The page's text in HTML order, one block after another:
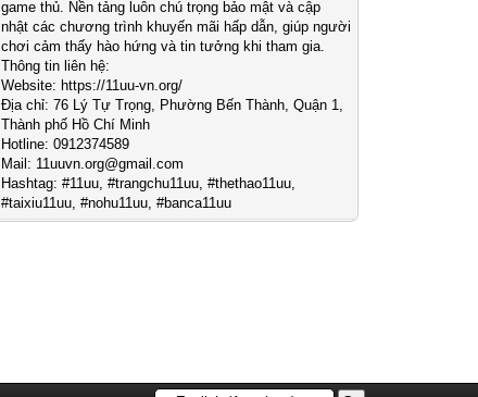
game thủ. Nền tảng luôn chú trọng bảo mật và cập
nhật các chương trình khuyến mãi hấp dẫn, giúp người
chơi cảm thấy hào hứng và tin tưởng khi tham gia.
Thông tin liên hệ:
Website: https://11uu-vn.org/
Địa chỉ: 76 Lý Tự Trọng, Phường Bến Thành, Quận 1,
Thành phố Hồ Chí Minh
Hotline: 0912374589
Mail: 11uuvn.org@gmail.com
Hashtag: #11uu, #trangchu11uu, #thethao11uu,
#taixiu11uu, #nohu11uu, #banca11uu